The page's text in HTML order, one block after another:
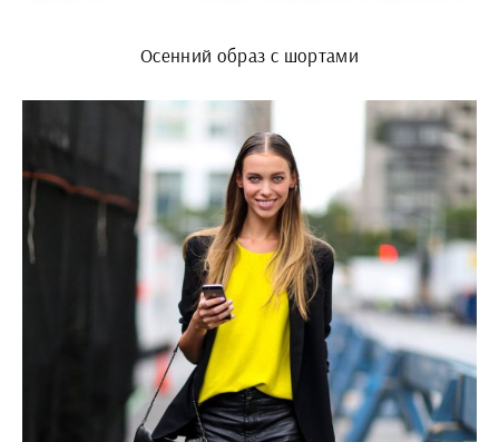
Осенний образ с шортами